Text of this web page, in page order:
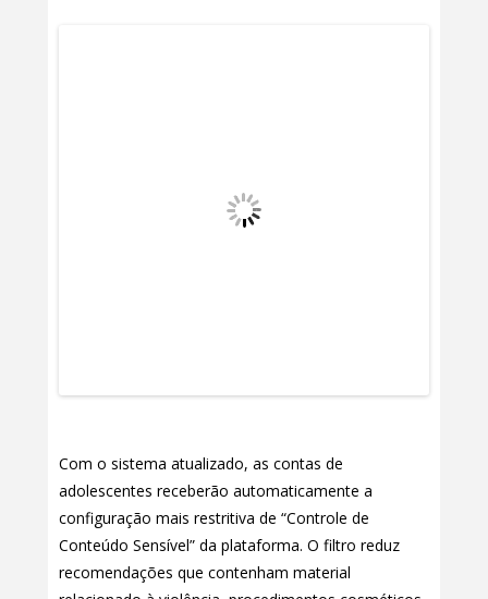
Com o sistema atualizado, as contas de
adolescentes receberão automaticamente a
configuração mais restritiva de “Controle de
Conteúdo Sensível” da plataforma. O filtro reduz
recomendações que contenham material